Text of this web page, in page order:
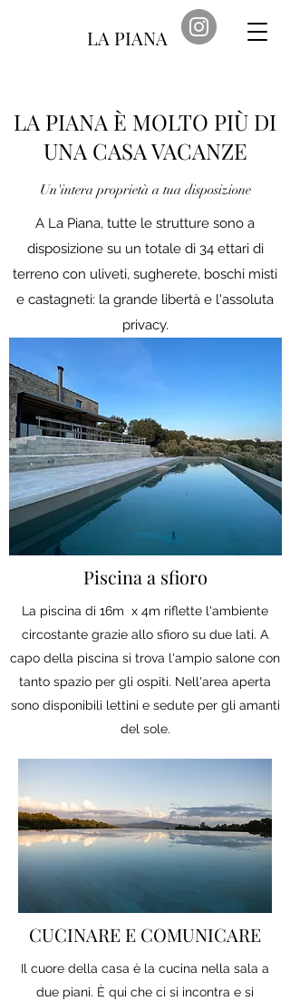
LA PIANA
LA PIANA È MOLTO PIÙ DI
UNA CASA VACANZE
Un'intera proprietà a tua disposizione
A La Piana, tutte le strutture sono a
disposizione su un totale di 34 ettari di
terreno con uliveti, sugherete, boschi misti
e castagneti: la grande libertà e l'assoluta
privacy.
Piscina a sfioro
La piscina di 16m x 4m riflette l'ambiente
circostante grazie allo sfioro su due lati. A
capo della piscina si trova l'ampio salone con
tanto spazio per gli ospiti. Nell'area aperta
sono disponibili lettini e sedute per gli amanti
del sole.
CUCINARE E COMUNICARE
Il cuore della casa è la cucina nella sala a
due piani. È qui che ci si incontra e si